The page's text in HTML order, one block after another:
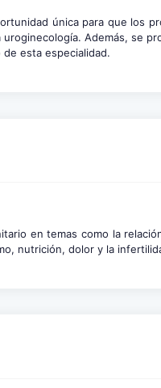
única para que los
Además, se
esta especialidad.
en temas como la
nutrición, dolor y la